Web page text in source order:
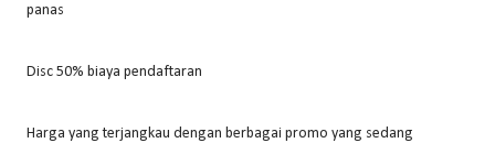
panas
Disc 50% biaya pendaftaran
Harga yang terjangkau dengan berbagai promo yang sedang